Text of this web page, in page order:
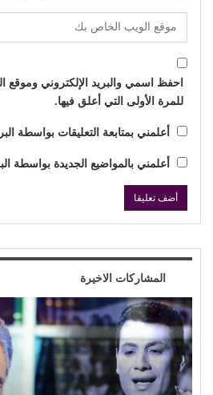
احفظ اسمي والبريد الإلكتروني وموقع
للمرة الأولى التي أعلق فيها.
أعلمني بمتابعة التعليقات بواسطة
أعلمني بالمواضيع الجديدة بواسطة
المشاركات الاخيرة